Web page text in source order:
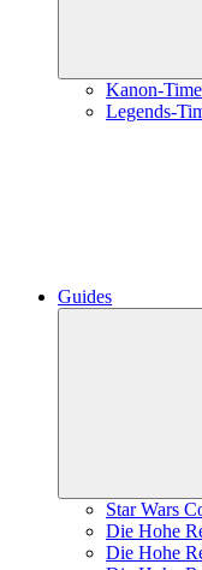
Kanon-
Legends-
Guides
Star Wars
Die Hohe
Die Hohe